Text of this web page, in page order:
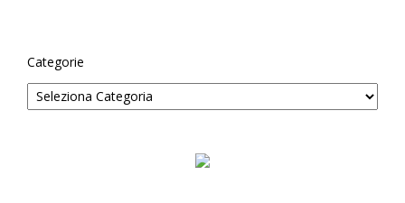
Categorie